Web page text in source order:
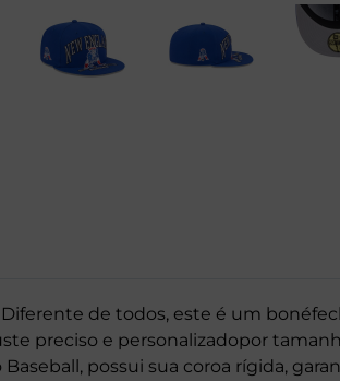
Diferente de todos, este é um
preciso e personalizadopor
possui sua coroa rígida,